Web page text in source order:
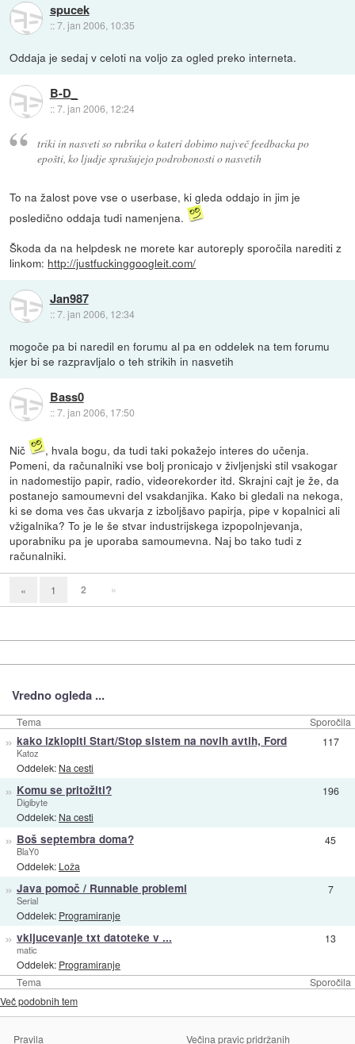
spucek
::7. jan 2006, 10:35
Oddaja je sedaj v celoti na voljo za ogled preko interneta.
B-D_
::7. jan 2006, 12:24
triki in nasveti so rubrika o kateri dobimo največ feedbacka po
epošti, ko ljudje sprašujejo podrobonosti o nasvetih
To na žalost pove vse o userbase, ki gleda oddajo in jim je
posledično oddaja tudi namenjena.
Škoda da na helpdesk ne morete kar autoreply sporočila narediti z
linkom: http://justfuckinggoogleit.com/
Jan987
::7. jan 2006, 12:34
mogoče pa bi naredil en forumu al pa en oddelek na tem forumu
kjer bi se razpravljalo o teh strikih in nasvetih
Bass0
::7. jan 2006, 17:50
Nič
, hvala bogu, da tudi taki pokažejo interes do učenja.
Pomeni, da računalniki vse bolj pronicajo v življenjski stil vsakogar
in nadomestijo papir, radio, videorekorder itd. Skrajni cajt je že, da
postanejo samoumevni del vsakdanjika. Kako bi gledali na nekoga,
ki se doma ves čas ukvarja z izboljšavo papirja, pipe v kopalnici ali
vžigalnika? To je le še stvar industrijskega izpopolnjevanja,
uporabniku pa je uporaba samoumevna. Naj bo tako tudi z
računalniki.
« 1 2 »
Vredno ogleda ...
Tema Sporočila
Tema Sporočila
» kako izklopiti Start/Stop sistem na novih avtih, Ford
Katoz
Oddelek: Na cesti
117
» Komu se pritožiti?
Digibyte
Oddelek: Na cesti
196
» Boš septembra doma?
BlaY0
Oddelek: Loža
45
» Java pomoč / Runnable problemi
Serial
Oddelek: Programiranje
7
» vkljucevanje txt datoteke v ...
matic
Oddelek: Programiranje
13
Več podobnih tem
Pravila Večina pravic pridržanih